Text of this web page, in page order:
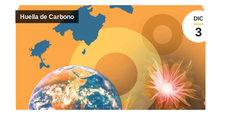
DIC
3
Huella de Carbono